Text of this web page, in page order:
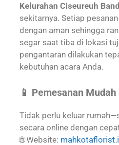
Kelurahan Ciseureuh
sekitarnya. Setiap
dengan aman sehingga
segar saat tiba di lokasi
pengantaran dilakukan
kebutuhan acara Anda.
📱 Pemesanan
Tidak perlu keluar
secara online dengan
🌐 Website: